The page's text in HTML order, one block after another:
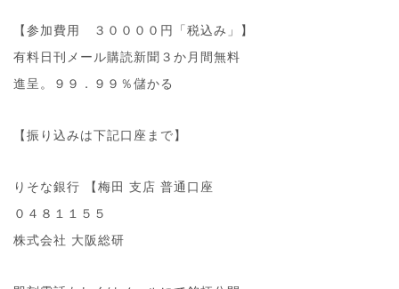
【参加費用 ３００００円「税込み」】
有料日刊メール購読新聞３か月間無料
進呈。９９．９９％儲かる
【振り込みは下記口座まで】
りそな銀行 【梅田 支店 普通口座
０４８１１５５
株式会社 大阪総研